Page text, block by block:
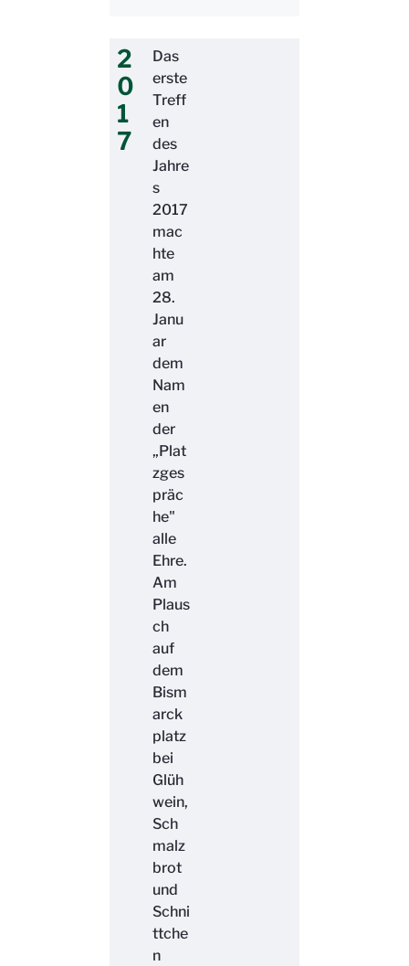
2
0
1
7
Das
erste
Treff
en
des
Jahre
s
2017
mac
hte
am
28.
Janu
ar
dem
Nam
en
der
„Plat
zges
präc
he"
alle
Ehre.
Am
Plaus
ch
auf
dem
Bism
arck
platz
bei
Glüh
wein,
Sch
malz
brot
und
Schni
ttche
n